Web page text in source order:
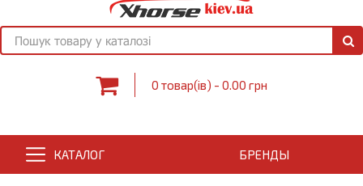
0 товар(ів) - 0.00 грн
КАТАЛОГ БРЕНДЫ